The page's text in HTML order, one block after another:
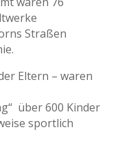
Straßen
Eltern – waren
über 600 Kinder
sportlich